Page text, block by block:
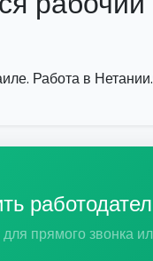
Работа в Нетании.
прямого звонка